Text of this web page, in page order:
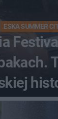
ESKA SUMMER
nad